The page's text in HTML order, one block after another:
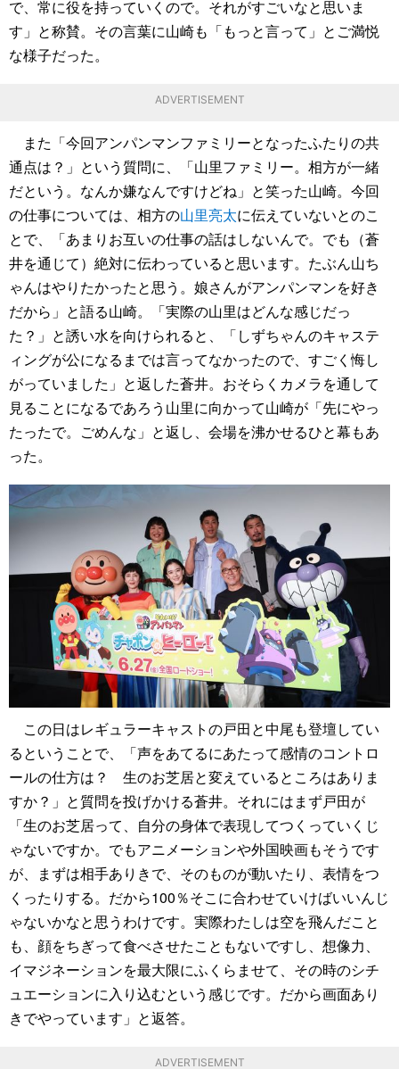
で、常に役を持っていくので。それがすごいなと思いま
す」と称賛。その言葉に山崎も「もっと言って」とご満悦
な様子だった。
ADVERTISEMENT
また「今回アンパンマンファミリーとなったふたりの共
通点は？」という質問に、「山里ファミリー。相方が一緒
だという。なんか嫌なんですけどね」と笑った山崎。今回
の仕事については、相方の山里亮太に伝えていないとのこ
とで、「あまりお互いの仕事の話はしないんで。でも（蒼
井を通じて）絶対に伝わっていると思います。たぶん山ち
ゃんはやりたかったと思う。娘さんがアンパンマンを好き
だから」と語る山崎。「実際の山里はどんな感じだっ
た？」と誘い水を向けられると、「しずちゃんのキャステ
ィングが公になるまでは言ってなかったので、すごく悔し
がっていました」と返した蒼井。おそらくカメラを通して
見ることになるであろう山里に向かって山崎が「先にやっ
たったで。ごめんな」と返し、会場を沸かせるひと幕もあ
った。
この日はレギュラーキャストの戸田と中尾も登壇してい
るということで、「声をあてるにあたって感情のコントロ
ールの仕方は？ 生のお芝居と変えているところはありま
すか？」と質問を投げかける蒼井。それにはまず戸田が
「生のお芝居って、自分の身体で表現してつくっていくじ
ゃないですか。でもアニメーションや外国映画もそうです
が、まずは相手ありきで、そのものが動いたり、表情をつ
くったりする。だから100％そこに合わせていけばいいんじ
ゃないかなと思うわけです。実際わたしは空を飛んだこと
も、顔をちぎって食べさせたこともないですし、想像力、
イマジネーションを最大限にふくらませて、その時のシチ
ュエーションに入り込むという感じです。だから画面あり
きでやっています」と返答。
ADVERTISEMENT